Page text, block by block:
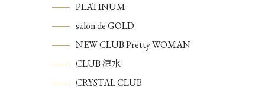
PLATINUM
salon de GOLD
NEW CLUB Pretty WOMAN
CLUB 涼水
CRYSTAL CLUB